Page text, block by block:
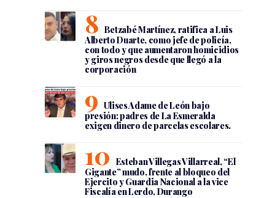
Betzabé Martínez, ratifica a Luis
Alberto Duarte, como jefe de policía,
con todo y que aumentaron homicidios
y giros negros desde que llegó a la
corporación
Ulises Adame de León bajo
presión: padres de La Esmeralda
exigen dinero de parcelas escolares.
Esteban Villegas Villarreal, “El
Gigante” mudo, frente al bloqueo del
Ejercito y Guardia Nacional a la vice
Fiscalía en Lerdo, Durango